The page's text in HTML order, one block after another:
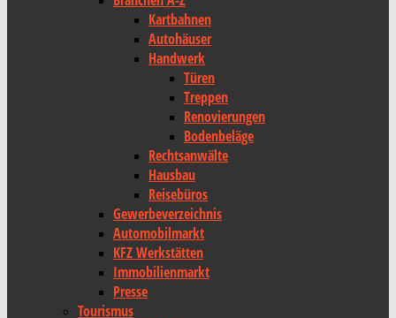
Kartbahnen
Autohäuser
Handwerk
Türen
Treppen
Renovierungen
Bodenbeläge
Rechtsanwälte
Hausbau
Reisebüros
Gewerbeverzeichnis
Automobilmarkt
KFZ Werkstätten
Immobilienmarkt
Presse
Tourismus